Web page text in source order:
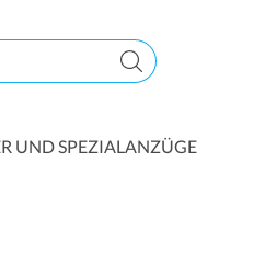
UND SPEZIALANZÜGE